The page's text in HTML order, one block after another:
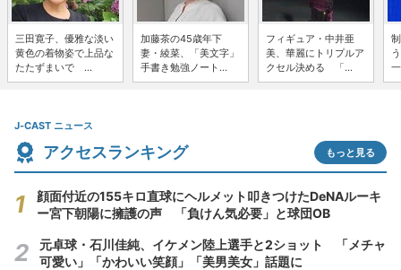
三田寛子、優雅な淡い
黄色の着物姿で上品な
たたずまいで ...
加藤茶の45歳年下
妻・綾菜、「美文字」
手書き勉強ノート...
フィギュア・中井亜
美、華麗にトリプルア
クセル決める 「...
J-CAST ニュース
アクセスランキング もっと見る
顔面付近の155キロ直球にヘルメット叩きつけたDeNAルーキ
ー宮下朝陽に擁護の声 「負けん気必要」と球団OB
元卓球・石川佳純、イケメン陸上選手と2ショット 「メチャ
可愛い」「かわいい笑顔」「美男美女」話題に